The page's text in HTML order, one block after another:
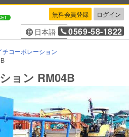
無料会員登録 ログイン
日本語 0569-58-1822
チコーポレーション
ョン RM04B